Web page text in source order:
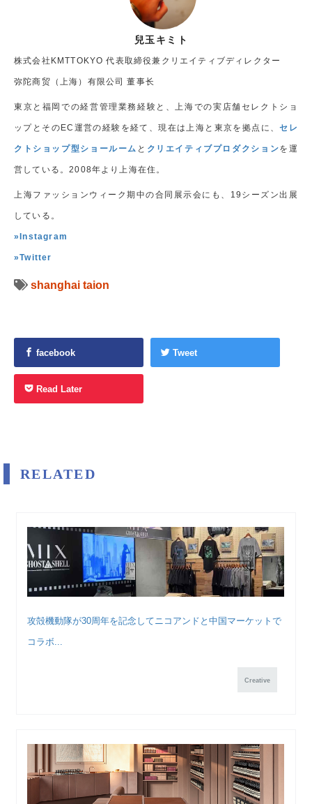
兒玉キミト
株式会社KMTTOKYO 代表取締役兼クリエイティブディレクター
弥陀商贸（上海）有限公司 董事长
東京と福岡での経営管理業務経験と、上海での実店舗セレクトショ
ップとそのEC運営の経験を経て、現在は上海と東京を拠点に、セレ
クトショップ型ショールーム と クリエイティブプロダクションを運
営している。2008年より上海在住。
上海ファッションウィーク期中の合同展示会にも、19シーズン出展
している。
»Instagram
»Twitter
shanghai taion
facebook Tweet
Read Later
RELATED
攻殻機動隊が30周年を記念してニコアンドと中国マーケットで
コラボ...
Creative